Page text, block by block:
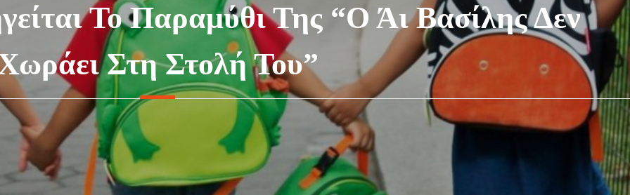
Το Παραμύθι Της “Ο Άι Βασίλης Δεν
Στη Στολή Του”